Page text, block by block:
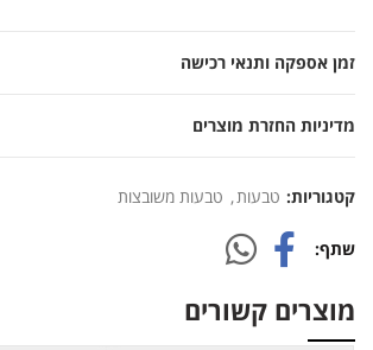
זמן אספקה ותנאי רכישה
מדיניות החזרת מוצרים
קטגוריות: טבעות, טבעות משובצות
שתף
מוצרים קשורים